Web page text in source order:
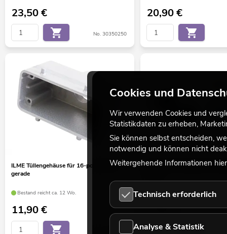
23,50€
No. 30350250
20,90€
ILME Tüllengehäuse für 16-pol, PG 21,
gerade
Bestand reicht ca. 12 Wo.
11,90€
No. 30350950
ILME Aluschutzdeckel f.2
Bestand reicht ca. 12 Wo.
7,50€
Cookies und
Wir verwenden Cookies und
Statistikdaten zu erheben,
Sie können selbst entscheiden,
notwendig und können nicht
Weitergehende Informationen
Technisch erforderlich
Analyse & Statistik